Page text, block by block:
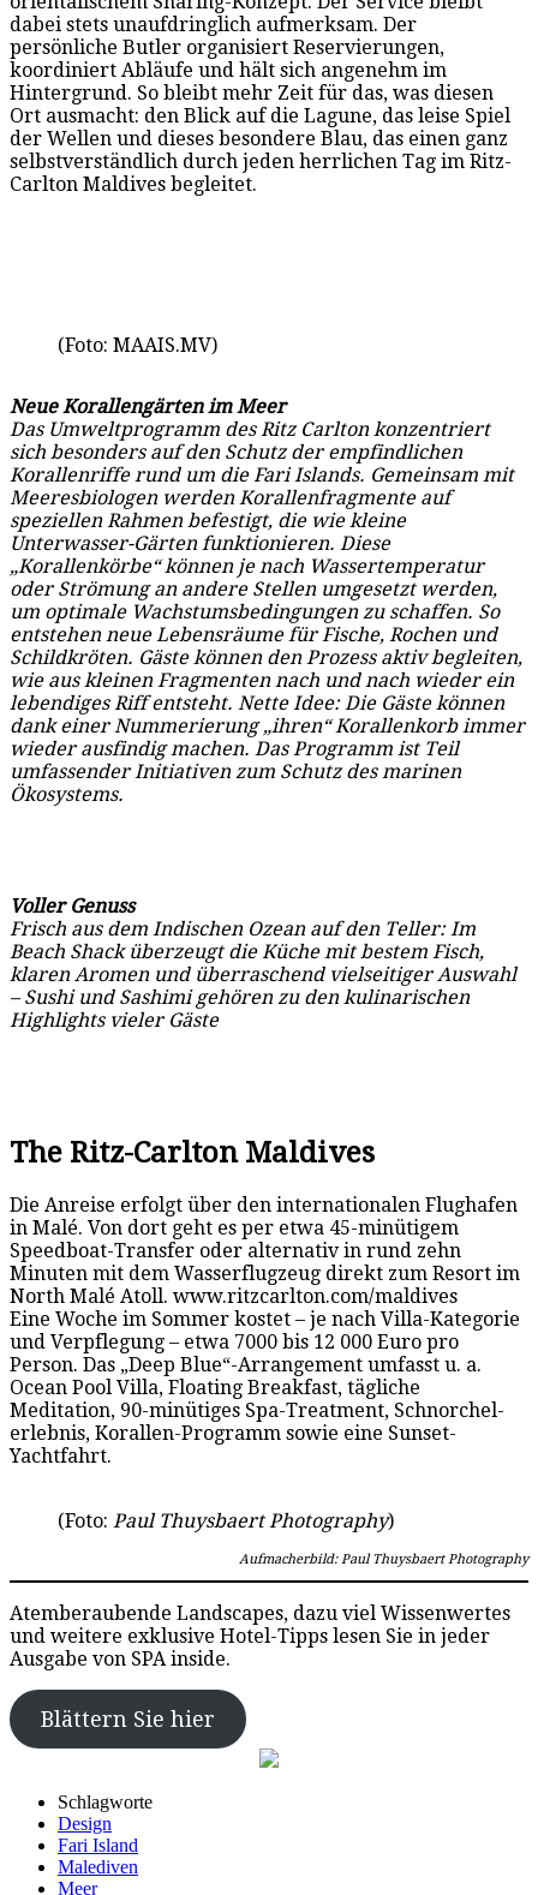
dabei stets unaufdringlich aufmerksam. Der
persönliche Butler organisiert Reservierungen,
koordiniert Abläufe und hält sich angenehm im
Hintergrund. So bleibt mehr Zeit für das, was diesen
Ort ausmacht: den Blick auf die Lagune, das leise Spiel
der Wellen und dieses besondere Blau, das einen ganz
selbstverständlich durch jeden herrlichen Tag im Ritz-
Carlton Maldives begleitet.
(Foto: MAAIS.MV)
Neue Korallengärten im Meer
Das Umweltprogramm des Ritz Carlton konzentriert
sich besonders auf den Schutz der empfindlichen
Korallenriffe rund um die Fari Islands. Gemeinsam mit
Meeresbiologen werden Korallenfragmente auf
speziellen Rahmen befestigt, die wie kleine
Unterwasser-Gärten funktionieren. Diese
„Korallenkörbe“ können je nach Wassertemperatur
oder Strömung an andere Stellen umgesetzt werden,
um optimale Wachstumsbedingungen zu schaffen. So
entstehen neue Lebensräume für Fische, Rochen und
Schildkröten. Gäste können den Prozess aktiv begleiten,
wie aus kleinen Fragmenten nach und nach wieder ein
lebendiges Riff entsteht. Nette Idee: Die Gäste können
dank einer Nummerierung „ihren“ Korallenkorb immer
wieder ausfindig machen. Das Programm ist Teil
umfassender Initiativen zum Schutz des marinen
Ökosystems.
Voller Genuss
Frisch aus dem Indischen Ozean auf den Teller: Im
Beach Shack überzeugt die Küche mit bestem Fisch,
klaren Aromen und überraschend vielseitiger Auswahl
– Sushi und Sashimi gehören zu den kulinarischen
Highlights vieler Gäste
The Ritz-Carlton Maldives
Die Anreise erfolgt über den internationalen Flughafen
in Malé. Von dort geht es per etwa 45-minütigem
Speedboat-Transfer oder alternativ in rund zehn
Minuten mit dem Wasserflugzeug direkt zum Resort im
North Malé Atoll. www.ritzcarlton.com/maldives
Eine Woche im Sommer kostet – je nach Villa-Kategorie
und Verpflegung – etwa 7000 bis 12 000 Euro pro
Person. Das „Deep Blue“-Arrangement umfasst u. a.
Ocean Pool Villa, Floating Breakfast, tägliche
Meditation, 90-minütiges Spa-Treatment, Schnorchel-
erlebnis, Korallen-Programm sowie eine Sunset-
Yachtfahrt.
(Foto: Paul Thuysbaert Photography)
Aufmacherbild: Paul Thuysbaert Photography
Atemberaubende Landscapes, dazu viel Wissenwertes
und weitere exklusive Hotel-Tipps lesen Sie in jeder
Ausgabe von SPA inside.
Blättern Sie hier
Schlagworte
Design
Fari Island
Malediven
Meer